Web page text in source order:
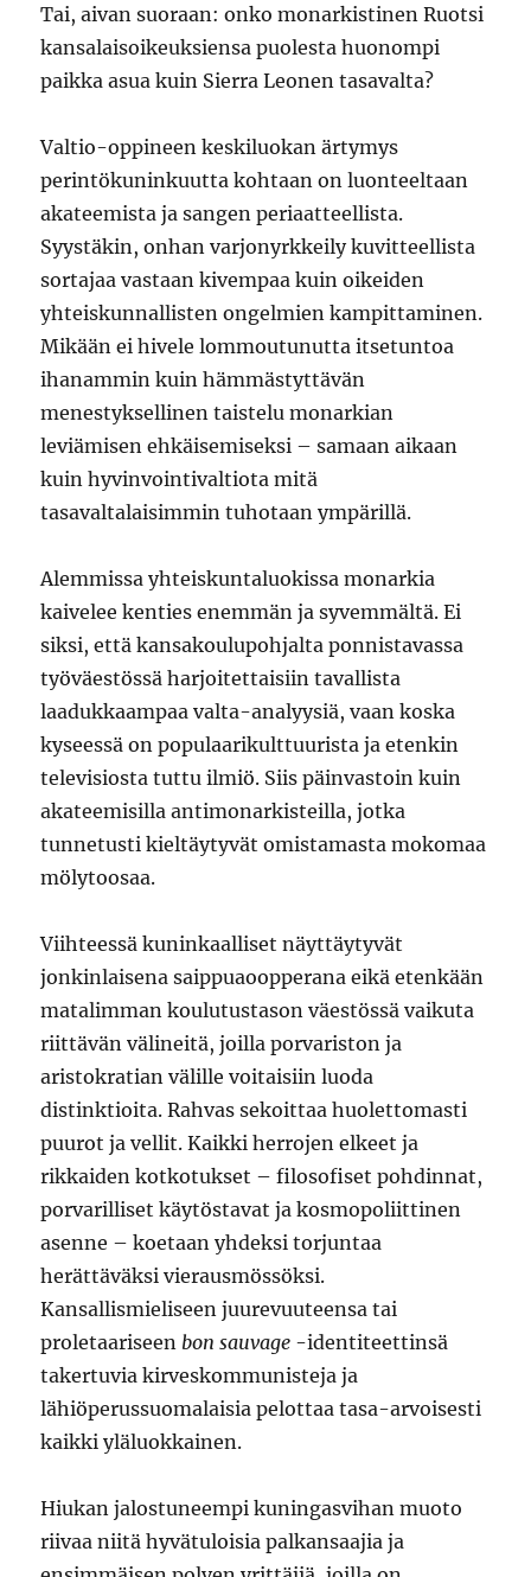
Tai, aivan suoraan: onko monarkistinen Ruotsi
kansalaisoikeuksiensa puolesta huonompi
paikka asua kuin Sierra Leonen tasavalta?
Valtio-oppineen keskiluokan ärtymys
perintökuninkuutta kohtaan on luonteeltaan
akateemista ja sangen periaatteellista.
Syystäkin, onhan varjonyrkkeily kuvitteellista
sortajaa vastaan kivempaa kuin oikeiden
yhteiskunnallisten ongelmien kampittaminen.
Mikään ei hivele lommoutunutta itsetuntoa
ihanammin kuin hämmästyttävän
menestyksellinen taistelu monarkian
leviämisen ehkäisemiseksi – samaan aikaan
kuin hyvinvointivaltiota mitä
tasavaltalaisimmin tuhotaan ympärillä.
Alemmissa yhteiskuntaluokissa monarkia
kaivelee kenties enemmän ja syvemmältä. Ei
siksi, että kansakoulupohjalta ponnistavassa
työväestössä harjoitettaisiin tavallista
laadukkaampaa valta-analyysiä, vaan koska
kyseessä on populaarikulttuurista ja etenkin
televisiosta tuttu ilmiö. Siis päinvastoin kuin
akateemisilla antimonarkisteilla, jotka
tunnetusti kieltäytyvät omistamasta mokomaa
mölytoosaa.
Viihteessä kuninkaalliset näyttäytyvät
jonkinlaisena saippuaoopperana eikä etenkään
matalimman koulutustason väestössä vaikuta
riittävän välineitä, joilla porvariston ja
aristokratian välille voitaisiin luoda
distinktioita. Rahvas sekoittaa huolettomasti
puurot ja vellit. Kaikki herrojen elkeet ja
rikkaiden kotkotukset – filosofiset pohdinnat,
porvarilliset käytöstavat ja kosmopoliittinen
asenne – koetaan yhdeksi torjuntaa
herättäväksi vierausmössöksi.
Kansallismieliseen juurevuuteensa tai
proletaariseen bon sauvage -identiteettinsä
takertuvia kirveskommunisteja ja
lähiöperussuomalaisia pelottaa tasa-arvoisesti
kaikki yläluokkainen.
Hiukan jalostuneempi kuningasvihan muoto
riivaa niitä hyvätuloisia palkansaajia ja